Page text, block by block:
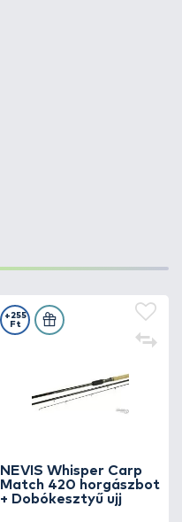
NEVIS Whisper Carp
Match 420 horgászbot
+ Dobókesztyű ujj
+255
Ft